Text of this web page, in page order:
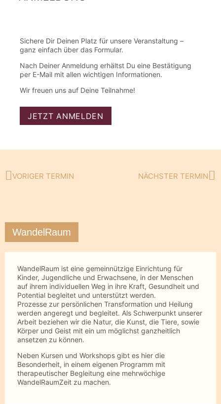
Sichere Dir Deinen Platz für unsere Veranstaltung –
ganz einfach über das Formular.
Nach Deiner Anmeldung erhältst Du eine Bestätigung
per E-Mail mit allen wichtigen Informationen.
Wir freuen uns auf Deine Teilnahme!
JETZT ANMELDEN
Zurück
VORIGER TERMIN NÄCHSTER TERMIN
WandelRaum
WandelRaum ist eine gemeinnützige Einrichtung für
Kinder, Jugendliche und Erwachsene, in der Menschen
auf ihrem individuellen Weg in ihre Kraft, Gesundheit und
Potential begleitet und unterstützt werden.
Prozesse zur persönlichen Transformation und Heilung
werden angeregt und begleitet. Als Schwerpunkt unserer
Arbeit beziehen wir die Natur, die Kunst, die Tiere, sowie
Körper und Geist mit ein um möglichst ganzheitlich
ansetzen zu können.
Neben Kursen und Workshops gibt es hier die
Besonderheit, in einem eigenen Programm mit
therapeutischer Begleitung eine mehrwöchige
WandelRaumZeit zu machen.